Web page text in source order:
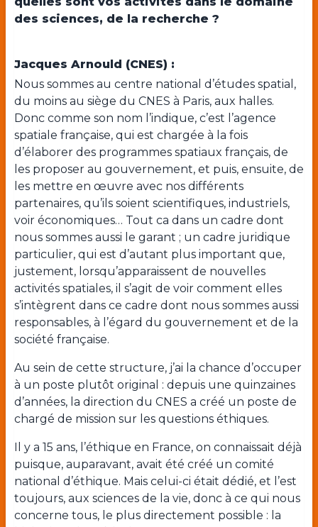
des sciences, de la recherche ?
Jacques Arnould (CNES) :
Nous sommes au centre national d’études spatial,
du moins au siège du CNES à Paris, aux halles.
Donc comme son nom l’indique, c’est l’agence
spatiale française, qui est chargée à la fois
d’élaborer des programmes spatiaux français, de
les proposer au gouvernement, et puis, ensuite, de
les mettre en œuvre avec nos différents
partenaires, qu’ils soient scientifiques, industriels,
voir économiques… Tout ca dans un cadre dont
nous sommes aussi le garant ; un cadre juridique
particulier, qui est d’autant plus important que,
justement, lorsqu’apparaissent de nouvelles
activités spatiales, il s’agit de voir comment elles
s’intègrent dans ce cadre dont nous sommes aussi
responsables, à l’égard du gouvernement et de la
société française.
Au sein de cette structure, j’ai la chance d’occuper
à un poste plutôt original : depuis une quinzaines
d’années, la direction du CNES a créé un poste de
chargé de mission sur les questions éthiques.
Il y a 15 ans, l’éthique en France, on connaissait déjà
puisque, auparavant, avait été créé un comité
national d’éthique. Mais celui-ci était dédié, et l’est
toujours, aux sciences de la vie, donc à ce qui nous
concerne tous, le plus directement possible : la